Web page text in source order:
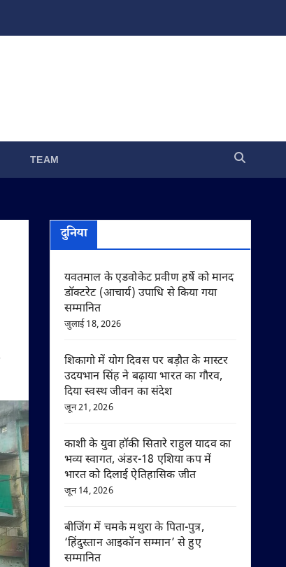
TEAM
दुनिया
यवतमाल के एडवोकेट प्रवीण हर्षे को मानद
डॉक्टरेट (आचार्य) उपाधि से किया गया
सम्मानित
जुलाई 18, 2026
शिकागो में योग दिवस पर बड़ौत के मास्टर
उदयभान सिंह ने बढ़ाया भारत का गौरव,
दिया स्वस्थ जीवन का संदेश
जून 21, 2026
काशी के युवा हॉकी सितारे राहुल यादव का
भव्य स्वागत, अंडर-18 एशिया कप में
भारत को दिलाई ऐतिहासिक जीत
जून 14, 2026
बीजिंग में चमके मथुरा के पिता-पुत्र,
‘हिंदुस्तान आइकॉन सम्मान’ से हुए
सम्मानित